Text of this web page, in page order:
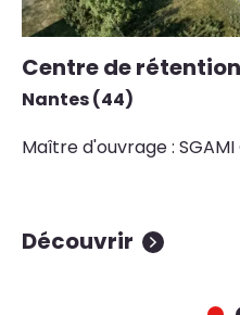
Centre de
Nantes (44)
Maître d'ouvrage : SGAMI
Découvrir